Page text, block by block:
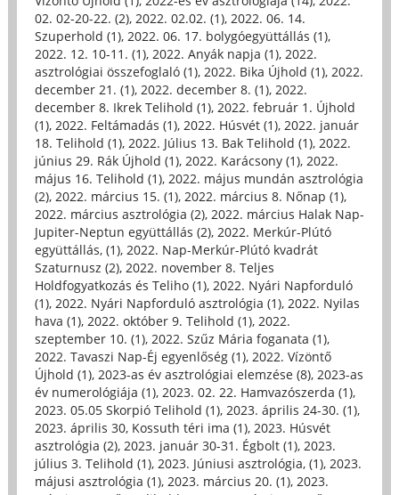
02. 02-20-22. (2), 2022. 02.02. (1), 2022. 06. 14.
Szuperhold (1), 2022. 06. 17. bolygóegyüttállás (1),
2022. 12. 10-11. (1), 2022. Anyák napja (1), 2022.
asztrológiai összefoglaló (1), 2022. Bika Újhold (1), 2022.
december 21. (1), 2022. december 8. (1), 2022.
december 8. Ikrek Telihold (1), 2022. február 1. Újhold
(1), 2022. Feltámadás (1), 2022. Húsvét (1), 2022. január
18. Telihold (1), 2022. Július 13. Bak Telihold (1), 2022.
június 29. Rák Újhold (1), 2022. Karácsony (1), 2022.
május 16. Telihold (1), 2022. május mundán asztrológia
(2), 2022. március 15. (1), 2022. március 8. Nőnap (1),
2022. március asztrológia (2), 2022. március Halak Nap-
Jupiter-Neptun együttállás (2), 2022. Merkúr-Plútó
együttállás, (1), 2022. Nap-Merkúr-Plútó kvadrát
Szaturnusz (2), 2022. november 8. Teljes
Holdfogyatkozás és Teliho (1), 2022. Nyári Napforduló
(1), 2022. Nyári Napforduló asztrológia (1), 2022. Nyilas
hava (1), 2022. október 9. Telihold (1), 2022.
szeptember 10. (1), 2022. Szűz Mária foganata (1),
2022. Tavaszi Nap-Éj egyenlőség (1), 2022. Vízöntő
Újhold (1), 2023-as év asztrológiai elemzése (8), 2023-as
év numerológiája (1), 2023. 02. 22. Hamvazószerda (1),
2023. 05.05 Skorpió Telihold (1), 2023. április 24-30. (1),
2023. április 30, Kossuth téri ima (1), 2023. Húsvét
asztrológia (2), 2023. január 30-31. Égbolt (1), 2023.
július 3. Telihold (1), 2023. Júniusi asztrológia, (1), 2023.
májusi asztrológia (1), 2023. március 20. (1), 2023.